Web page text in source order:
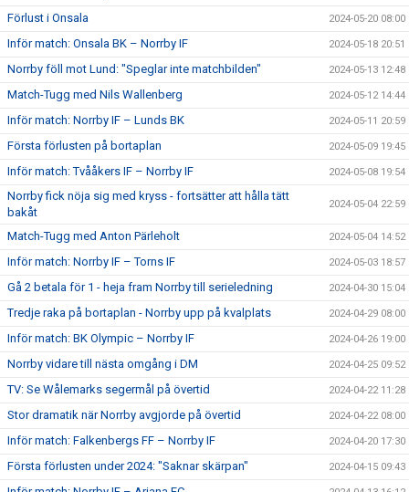
Förlust i Onsala 2024-05-20 08:00
Inför match: Onsala BK – Norrby IF 2024-05-18 20:51
Norrby föll mot Lund: "Speglar inte matchbilden" 2024-05-13 12:48
Match-Tugg med Nils Wallenberg 2024-05-12 14:44
Inför match: Norrby IF – Lunds BK 2024-05-11 20:59
Första förlusten på bortaplan 2024-05-09 19:45
Inför match: Tvååkers IF – Norrby IF 2024-05-08 19:54
Norrby fick nöja sig med kryss - fortsätter att hålla tätt
bakåt
2024-05-04 22:59
Match-Tugg med Anton Pärleholt 2024-05-04 14:52
Inför match: Norrby IF – Torns IF 2024-05-03 18:57
Gå 2 betala för 1 - heja fram Norrby till serieledning 2024-04-30 15:04
Tredje raka på bortaplan - Norrby upp på kvalplats 2024-04-29 08:00
Inför match: BK Olympic – Norrby IF 2024-04-26 19:00
Norrby vidare till nästa omgång i DM 2024-04-25 09:52
TV: Se Wålemarks segermål på övertid 2024-04-22 11:28
Stor dramatik när Norrby avgjorde på övertid 2024-04-22 08:00
Inför match: Falkenbergs FF – Norrby IF 2024-04-20 17:30
Första förlusten under 2024: "Saknar skärpan" 2024-04-15 09:43